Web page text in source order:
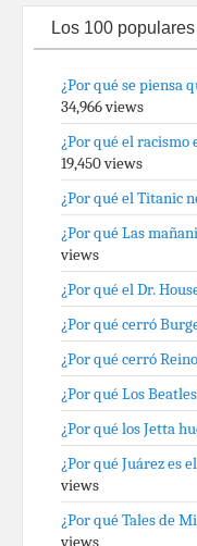
Los 100 populares
¿Por qué se piensa
34,966 views
¿Por qué el racismo
19,450 views
¿Por qué el Titanic
¿Por qué Las
views
¿Por qué el Dr.
¿Por qué cerró
¿Por qué cerró
¿Por qué Los
¿Por qué los Jetta
¿Por qué Juárez es
views
¿Por qué Tales de
views